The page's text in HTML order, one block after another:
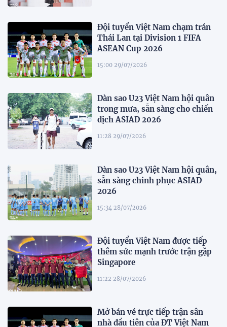
Đội tuyển Việt Nam chạm trán
Thái Lan tại Division 1 FIFA
ASEAN Cup 2026
15:00 29/07/2026
Dàn sao U23 Việt Nam hội quân
trong mưa, sẵn sàng cho chiến
dịch ASIAD 2026
11:28 29/07/2026
Dàn sao U23 Việt Nam hội quân,
sẵn sàng chinh phục ASIAD
2026
15:34 28/07/2026
Đội tuyển Việt Nam được tiếp
thêm sức mạnh trước trận gặp
Singapore
11:22 28/07/2026
Mở bán vé trực tiếp trận sân
nhà đầu tiên của ĐT Việt Nam